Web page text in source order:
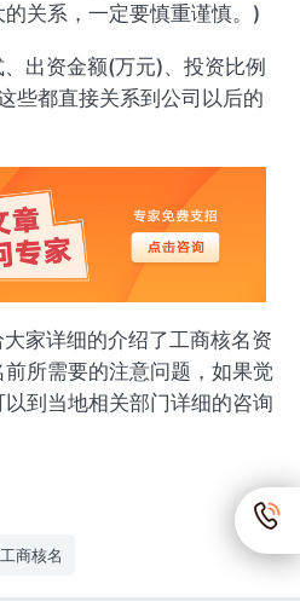
关系，一定要慎重谨慎。)
出资金额(万元)、投资比例
些都直接关系到公司以后的
家详细的介绍了工商核名资
所需要的注意问题，如果觉
到当地相关部门详细的咨询
工商核名